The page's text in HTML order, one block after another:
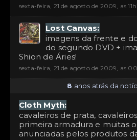
sexta-feira, 21 de agosto de 2009, as
Lost Canvas:
imagens da frente e
do segundo DVD +
Shion de Áries!
sexta-feira, 21 de agosto de 2009, as
8 anos atrás da
Cloth Myth:
cavaleiros de prata,
primeira armadura e muitas
anunciadas pelos produtos